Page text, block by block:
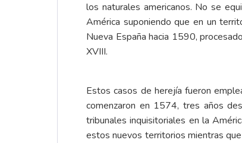
los naturales americanos. No se
América suponiendo que en un
Nueva España hacia 1590,
XVIII.
Estos casos de herejía fueron
comenzaron en 1574, tres años
tribunales inquisitoriales en la
estos nuevos territorios mientras que